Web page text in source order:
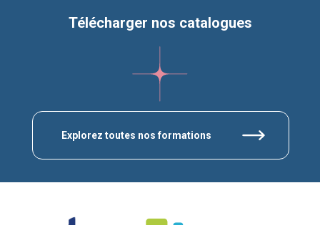
Explorez toutes nos formations
Télécharger nos catalogues